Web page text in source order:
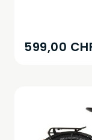
599,00